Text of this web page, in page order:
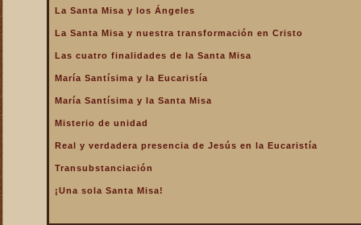
infierno y nos da la
La Santa Misa nos purifica
sacrificio de Cristo
La Santa Misa por los
descanso
La Santa Misa verdadero
La Santa Misa y los Ángeles
La Santa Misa y nuestra transformación en Cristo
Las cuatro finalidades de la Santa Misa
María Santísima y la Eucaristía
María Santísima y la Santa Misa
Misterio de unidad
Real y verdadera presencia de Jesús en la Eucaristía
Transubstanciación
¡Una sola Santa Misa!